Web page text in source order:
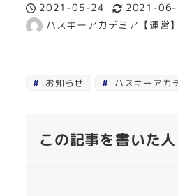
投稿日
2021-05-24
更新日
2021-
著
ハスキーアカデミア【運営】
お知らせ ハスキーアカ
この記事を書いた人